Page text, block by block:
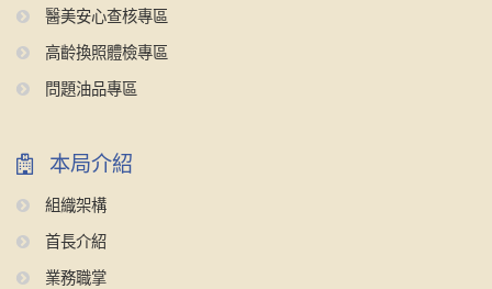
醫美安心查核專區
高齡換照體檢專區
問題油品專區
本局介紹
組織架構
首長介紹
業務職掌